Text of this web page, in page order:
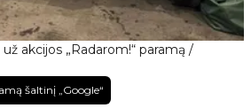
akcijos „Radarom!“ paramą /
šaltinį „Google“